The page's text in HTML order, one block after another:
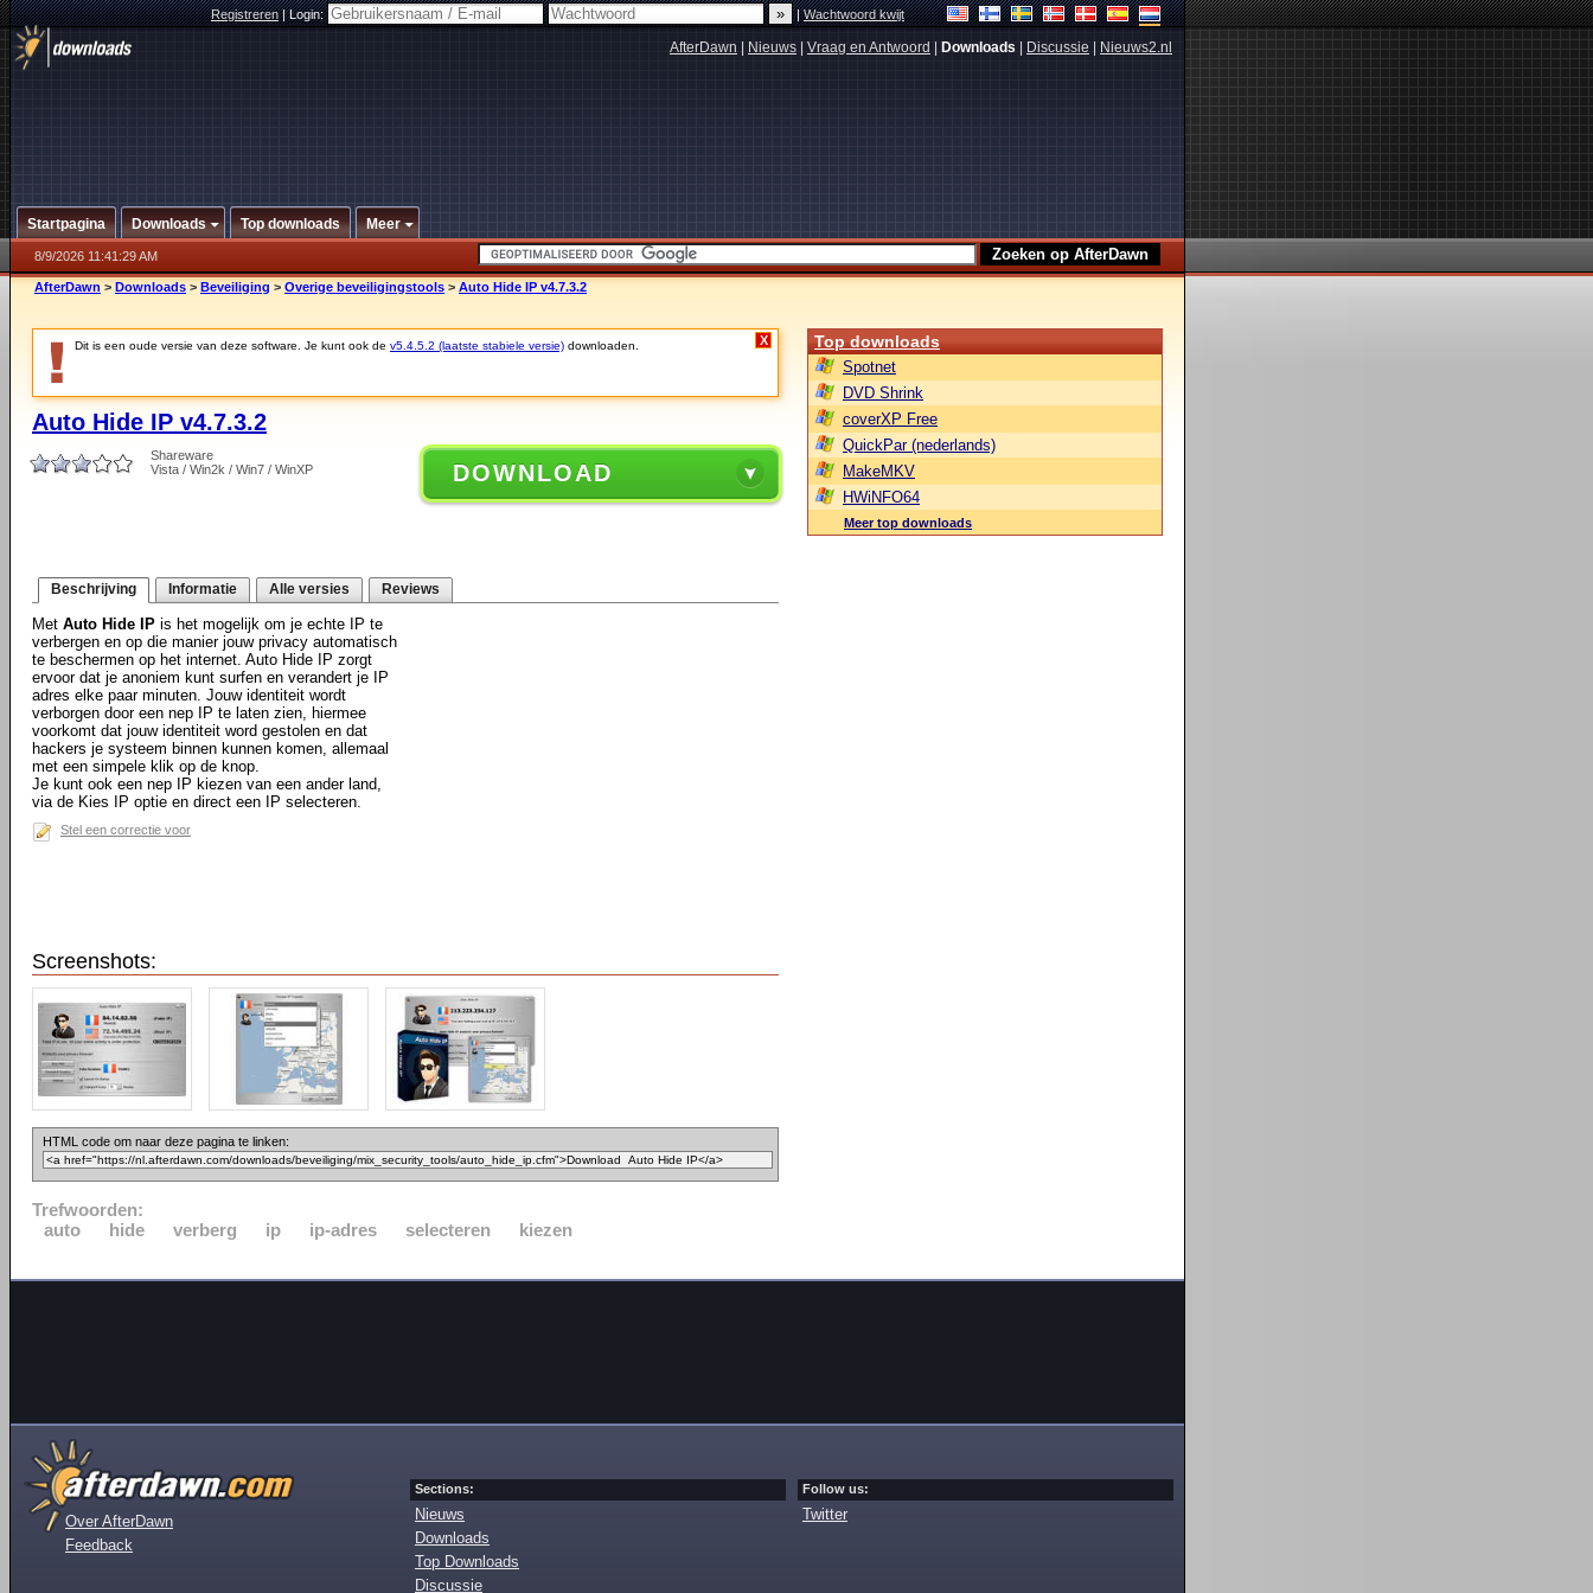
Registreren|Login: |Wachtwoord kwijt
AfterDawn Nieuws Vraag en Antwoord Downloads Discussie Nieuws2.nl
Startpagina Downloads Top downloads Meer
8/9/2026 11:41:29 AM
AfterDawn > Downloads > Beveiliging > Overige beveiligingstools > Auto Hide IP v4.7.3.2
Dit is een oude versie van deze software. Je kunt ook de v5.4.5.2 (laatste stabiele versie) downloaden. X
Auto Hide IP v4.7.3.2
Shareware
Vista / Win2k / Win7 / WinXP
DOWNLOAD
Beschrijving Informatie Alle versies Reviews
Met Auto Hide IP is het mogelijk om je echte IP te
verbergen en op die manier jouw privacy automatisch
te beschermen op het internet. Auto Hide IP zorgt
ervoor dat je anoniem kunt surfen en verandert je IP
adres elke paar minuten. Jouw identiteit wordt
verborgen door een nep IP te laten zien, hiermee
voorkomt dat jouw identiteit word gestolen en dat
hackers je systeem binnen kunnen komen, allemaal
met een simpele klik op de knop.
Je kunt ook een nep IP kiezen van een ander land,
via de Kies IP optie en direct een IP selecteren.
Stel een correctie voor
Screenshots:
HTML code om naar deze pagina te linken:
Trefwoorden:
auto
hide verberg ip ip-adres selecteren kiezen
Top downloads
Spotnet
DVD Shrink
coverXP Free
QuickPar (nederlands)
MakeMKV
HWiNFO64
Meer top downloads
Over AfterDawn
Feedback
Sections:
Nieuws
Downloads
Top Downloads
Discussie
Follow us:
Twitter